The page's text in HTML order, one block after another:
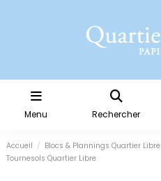
Menu Rechercher
Accueil Blocs & Plannings Quartier Libre
Tournesols Quartier Libre